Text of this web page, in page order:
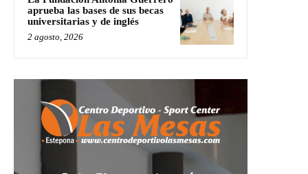
aprueba las bases de sus becas
universitarias y de inglés
2 agosto, 2026